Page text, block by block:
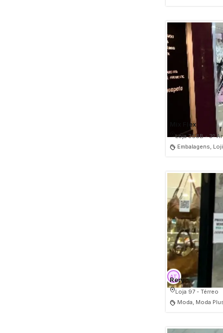
Mix Flex
Loja 368B - 3º
Embalagens,
Rery
Loja 97 - Térreo
Moda, Moda